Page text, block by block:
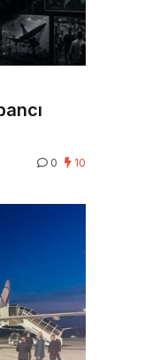
0 10